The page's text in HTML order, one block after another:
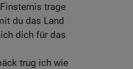
trage
du das Land
dich für das
trug ich wie